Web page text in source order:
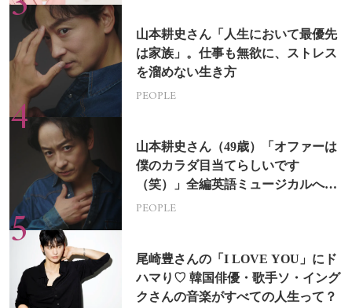
山本耕史さん「人生において最優先
は家族」。仕事も無欲に、ストレス
を溜めない生き方
PEOPLE
山本耕史さん（49歳）「オファーは
僕のカラダ目当てらしいです
（笑）」全編英語ミュージカルへの
挑戦
PEOPLE
尾崎豊さんの「I LOVE YOU」にド
ハマり♡ 韓国俳優・歌手ソ・イング
クさんの音楽がすべての人生って？